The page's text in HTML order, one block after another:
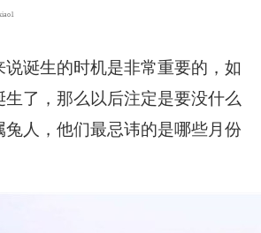
诞生的时机是非常重要的，如
了，那么以后注定是要没什么
人，他们最忌讳的是哪些月份